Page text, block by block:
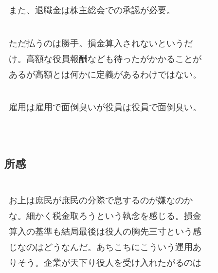
また、退職金は株主総会での承認が必要。
ただ払うのは勝手。損金算入されないというだ
け。高額な役員報酬なども待ったがかかることが
あるが高額とは何かに定義があるわけではない。
雇用は雇用で面倒臭いが役員は役員で面倒臭い。
所感
お上は庶民が庶民の分際で息するのが嫌なのか
な。細かく税金取ろうという執念を感じる。損金
算入の基準も結局最後は役人の胸先三寸という感
じなのはどうなんだ。あちこちにこういう運用あ
りそう。企業が天下り役人を受け入れたがるのは